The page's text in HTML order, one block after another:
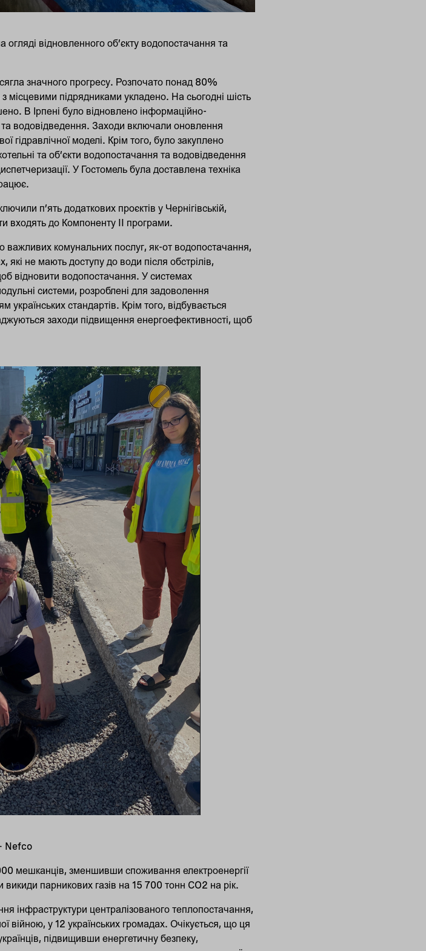
відновленного об’єкту водопостачання та
значного прогресу. Розпочато понад 80%
з місцевими підрядниками укладено. На сьогодні шість
В Ірпені було відновлено інформаційно-
водовідведення. Заходи включали оновлення
гідравлічної моделі. Крім того, було закуплено
та об’єкти водопостачання та водовідведення
У Гостомель була доставлена техніка
п’ять додаткових проєктів у Чернігівській,
входять до Компоненту II програми.
важливих комунальних послуг, як-от водопостачання,
не мають доступу до води після обстрілів,
відновити водопостачання. У системах
системи, розроблені для задоволення
стандартів. Крім того, відбувається
заходи підвищення енергоефективності, щоб
Nefco
мешканців, зменшивши споживання електроенергії
парникових газів на 15 700 тонн CO2 на рік.
інфраструктури централізованого теплопостачання,
війною, у 12 українських громадах. Очікується, що ця
підвищивши енергетичну безпеку,